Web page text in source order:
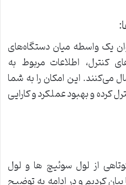
یک واسطه میان دستگاه‌های
کنترل، اطلاعات مربوط به
می‌کنند. این امکان را به شما
کرده و بهبود عملکرد و کارایی
از لول سوئیچ ها و لول